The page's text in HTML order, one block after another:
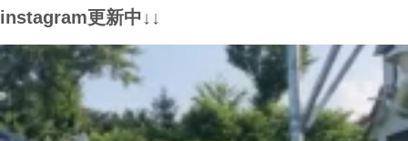
instagram更新中↓↓